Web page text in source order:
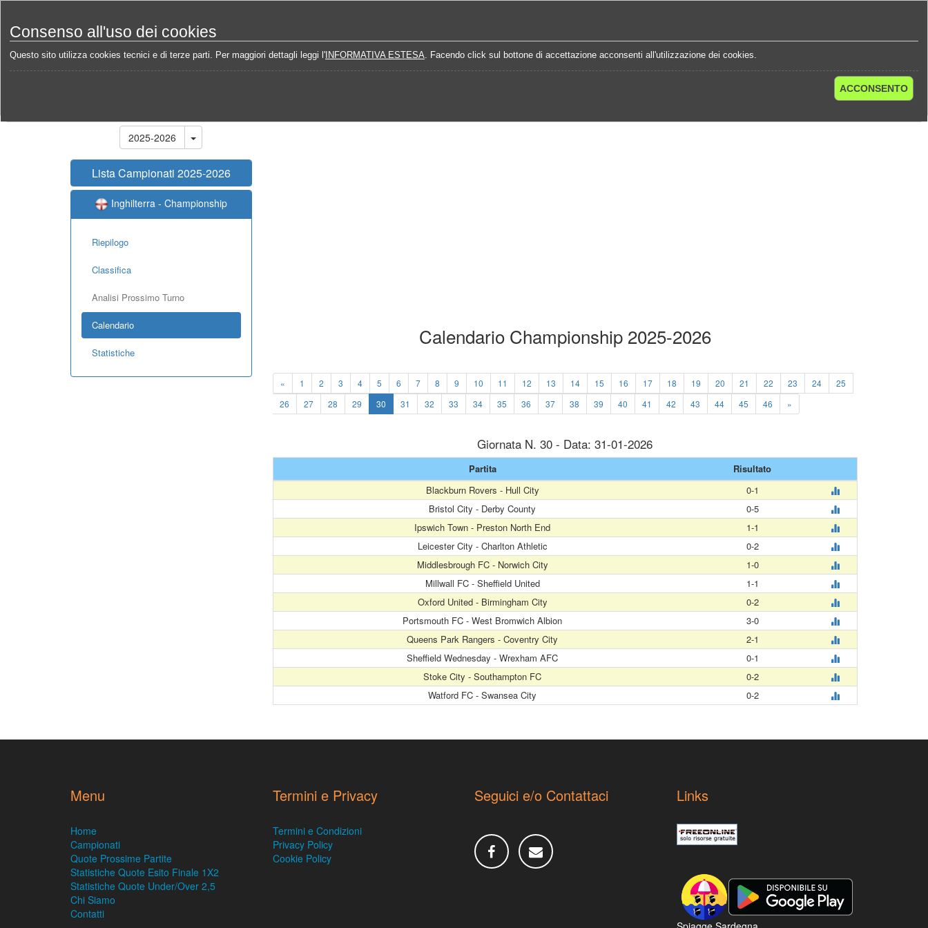
Consenso all'uso dei cookies
Questo sito utilizza cookies tecnici e di terze parti. Per maggiori dettagli leggi l' INFORMATIVA ESTESA. Facendo click sul bottone di accettazione acconsenti all'utilizzazione dei cookies.
ACCONSENTO
Home Campionati Inghilterra - Championship 2025-2026 Calendario
2025-2026
Lista Campionati 2025-2026
Inghilterra - Championship
Riepilogo
Classifica
Analisi Prossimo Turno
Calendario
Statistiche
Calendario Championship 2025-2026
« 1 2 3 4 5 6 7 8 9 10 11 12 13 14 15 16 17 18 19 20 21 22 23 24
25
26
27 28 29 30 31 32 33 34 35 36 37 38 39 40 41 42 43 44 45 46 »
Giornata N. 30 - Data: 31-01-2026
Partita
Risultato
Blackburn Rovers - Hull City
0-1
Bristol City - Derby County
0-5
Ipswich Town - Preston North End
1-1
Leicester City - Charlton Athletic
0-2
Middlesbrough FC - Norwich City
1-0
Millwall FC - Sheffield United
1-1
Oxford United - Birmingham City
0-2
Portsmouth FC - West Bromwich Albion
3-0
Queens Park Rangers - Coventry City
2-1
Sheffield Wednesday - Wrexham AFC
0-1
Stoke City - Southampton FC
0-2
Watford FC - Swansea City
0-2
Menu
Home
Campionati
Quote Prossime Partite
Statistiche Quote Esito Finale 1X2
Statistiche Quote Under/Over 2,5
Chi Siamo
Contatti
Termini e Privacy
Termini e Condizioni
Privacy Policy
Cookie Policy
Seguici e/o Contattaci Links